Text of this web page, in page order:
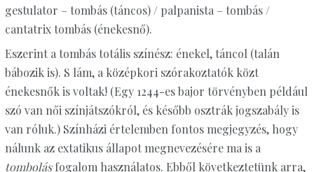
gestulator – tombás (táncos) / palpanista – tombás /
cantatrix tombás (énekesnő).
Eszerint a tombás totális színész: énekel, táncol (talán
bábozik is). S lám, a középkori szórakoztatók közt
énekesnők is voltak! (Egy 1244-es bajor törvényben például
szó van női színjátszókról, és később osztrák jogszabály is
van róluk.) Színházi értelemben fontos megjegyzés, hogy
nálunk az extatikus állapot megnevezésére ma is a
tombolásfogalom használatos. Ebből következtetünk arra,